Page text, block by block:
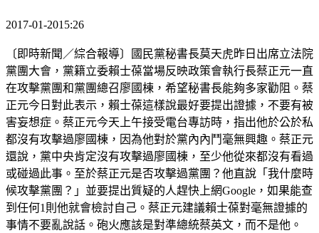
2017-01-2015:26
〔即時新聞／綜合報導〕國民黨秘書長莫天虎昨日出席立法院
黨團大會，黨籍立委賴士葆當場反映政策會執行長蔡正元一直
在攻擊黨團和黨團總召廖國棟，希望秘書長能夠多家勸阻。蔡
正元今日對此表示，賴士葆這樣說最好要提出證據，不要有被
害妄想症。蔡正元今天上午接受電台專訪時，指出他於公於私
都沒有攻擊過廖國棟，因為他對於黨內內鬥毫無興趣。蔡正元
還說，黨中央肯定沒有攻擊過廖國棟，至少他從來都沒有看過
或碰過此事。至於蔡正元是否攻擊過黨團？他直說「我什麼時
候攻擊黨團？」並要提出質疑的人趕快上網Google，如果能查
到任何1則他就會檢討自己。蔡正元建議賴士葆對毫無證據的
事情不要亂說話。砲火應該是對準總統蔡英文，而不是他。